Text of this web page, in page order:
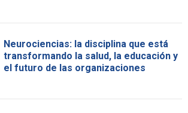
Neurociencias: la disciplina que está
transformando la salud, la educación y
el futuro de las organizaciones